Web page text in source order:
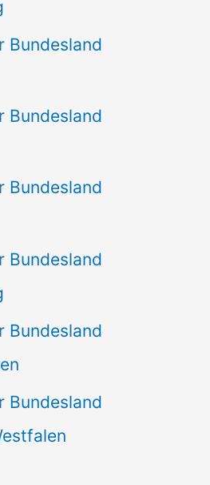
Bundesland
Bundesland
Bundesland
Bundesland
Bundesland
Bundesland